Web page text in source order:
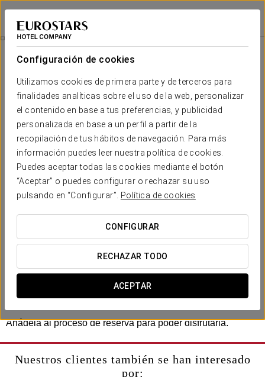
Configuración de cookies
Utilizamos cookies de primera parte y de terceros para
finalidades analíticas sobre el uso de la web, personalizar
el contenido en base a tus preferencias, y publicidad
personalizada en base a un perfil a partir de la
recopilación de tus hábitos de navegación. Para más
información puedes leer nuestra política de cookies.
Puedes aceptar todas las cookies mediante el botón
“Aceptar” o puedes configurar o rechazar su uso
pulsando en “Configurar”.
Política de cookies
CONFIGURAR
RECHAZAR TODO
ACEPTAR
Exe El Pueblito
ISLA HOLBOX
Experiencia Romántica
45 USD
Experiencia romántica
Déjate envolver por una experiencia que celebra el amor en
cada detalle.
Incluye:
- Una botella de vino espumoso.
Añádela al proceso de reserva para poder disfrutarla.
Nuestros clientes también se han interesado
por: